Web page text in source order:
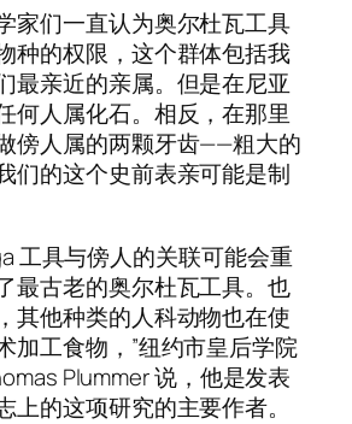
家们一直认为奥尔杜瓦工具
种的权限，这个群体包括我
最亲近的亲属。但是在尼亚
何人属化石。相反，在那里
傍人属的两颗牙齿——粗大的
们的这个史前表亲可能是制
工具与傍人的关联可能会重
最古老的奥尔杜瓦工具。也
其他种类的人科动物也在使
加工食物，”纽约市皇后学院
Plummer 说，他是发表
上的这项研究的主要作者。